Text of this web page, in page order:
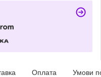
Оплата Умови